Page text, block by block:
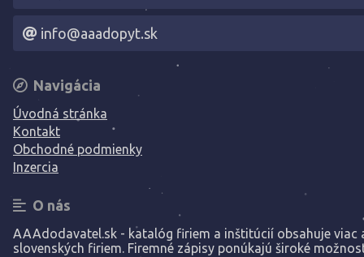
info@aaadopyt.sk
Navigácia
Úvodná stránka
Kontakt
Obchodné podmienky
Inzercia
O nás
AAAdodavatel.sk - katalóg firiem a inštitúcií obsahuje viac
slovenských firiem. Firemné zápisy ponúkajú široké